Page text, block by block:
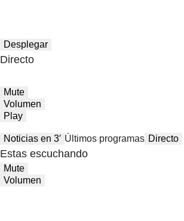
Desplegar
Directo
Mute
Volumen
Play
Noticias en 3′ Últimos programas Directo
Estas escuchando
Mute
Volumen